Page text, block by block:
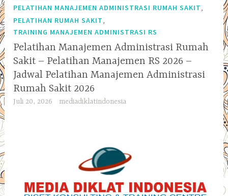
PELATIHAN MANAJEMEN ADMINISTRASI RUMAH SAKIT
PELATIHAN RUMAH SAKIT
TRAINING MANAJEMEN ADMINISTRASI RS
Pelatihan Manajemen Administrasi Rumah
Sakit – Pelatihan Manajemen RS 2026 –
Jadwal Pelatihan Manajemen Administrasi
Rumah Sakit 2026
Juli 20, 2026 mediadiklatindonesia